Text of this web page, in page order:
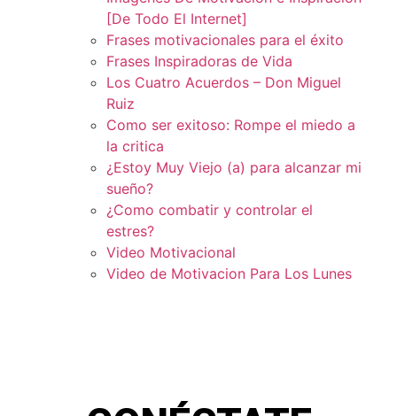
[De Todo El Internet]
Frases motivacionales para el éxito
Frases Inspiradoras de Vida
Los Cuatro Acuerdos – Don Miguel
Ruiz
Como ser exitoso: Rompe el miedo a
la critica
¿Estoy Muy Viejo (a) para alcanzar mi
sueño?
¿Como combatir y controlar el
estres?
Video Motivacional
Video de Motivacion Para Los Lunes